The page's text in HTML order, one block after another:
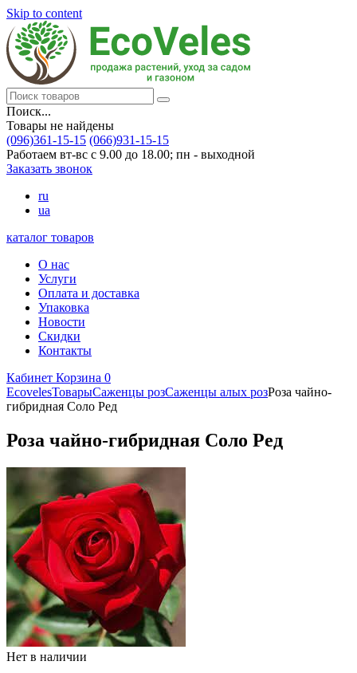
Skip to content
Поиск...
Товары не найдены
(096)361-15-15 (066)931-15-15
Работаем вт-вс с 9.00 до 18.00; пн - выходной
Заказать звонок
ru
ua
каталог товаров
О нас
Услуги
Оплата и доставка
Упаковка
Новости
Скидки
Контакты
Кабинет Корзина 0
EcovelesТоварыСаженцы розСаженцы алых розРоза чайно-
гибридная Соло Ред
Роза чайно-гибридная Соло Ред
Нет в наличии